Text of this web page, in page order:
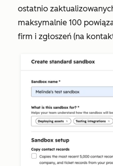
ostatnio
maksymalnie 100
firm i zgłoszeń (na